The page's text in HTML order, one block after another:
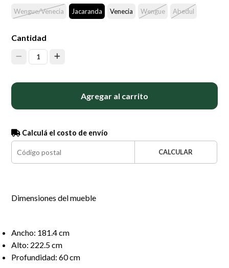
Wengue/Venecia Jacaranda Venecia Wengue Abedul
Cantidad
1
Agregar al carrito
Calculá el costo de envío
CALCULAR
Dimensiones del mueble
Ancho: 181.4 cm
Alto: 222.5 cm
Profundidad: 60 cm